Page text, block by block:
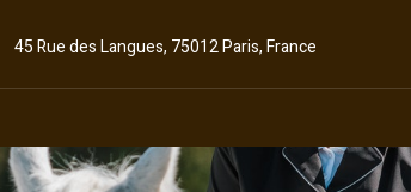
45 Rue des Langues, 75012 Paris, France